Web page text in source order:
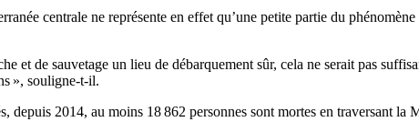
centrale ne représente en effet qu’une petite partie du
et de sauvetage un lieu de débarquement sûr, cela ne serait pas
», souligne-t-il.
depuis 2014, au moins 18 862 personnes sont mortes en traversant la